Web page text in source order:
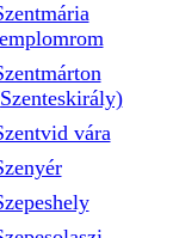
vára